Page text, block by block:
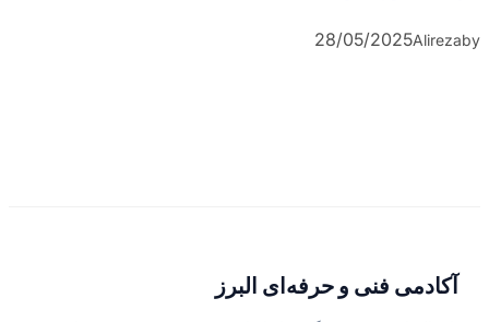
by
Alireza
28/05/2025
آکادمی فنی و حرفه‌ای البرز